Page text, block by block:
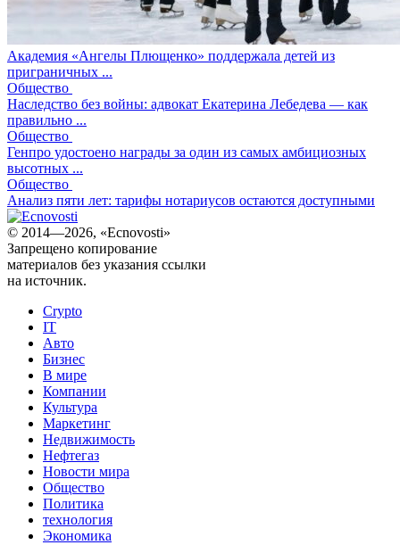
Академия «Ангелы Плющенко» поддержала детей из
приграничных ...
Общество
Наследство без войны: адвокат Екатерина Лебедева — как
правильно ...
Общество
Генпро удостоено награды за один из самых амбициозных
высотных ...
Общество
Анализ пяти лет: тарифы нотариусов остаются доступными
© 2014—2026, «Ecnovosti»
Запрещено копирование
материалов без указания ссылки
на источник.
Crypto
IT
Авто
Бизнес
В мире
Компании
Культура
Маркетинг
Недвижимость
Нефтегаз
Новости мира
Общество
Политика
технология
Экономика